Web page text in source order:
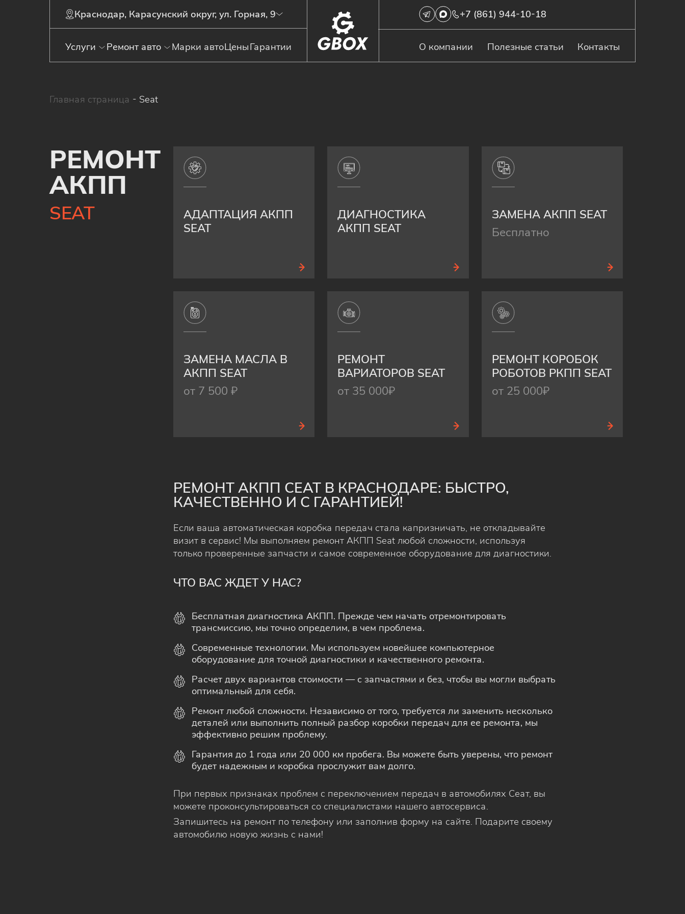
Краснодар, Карасунский округ, ул. Горная, 9 +7 (861) 944-10-18
Услуги Ремонт авто Марки автоЦеныГарантии О компании Полезные статьи Контакты
Главная страница - Seat
РЕМОНТ
АКПП
SEAT
АДАПТАЦИЯ АКПП
SEAT
ДИАГНОСТИКА
АКПП SEAT
ЗАМЕНА АКПП SEAT
Бесплатно
ЗАМЕНА МАСЛА В
АКПП SEAT
от 7 500 ₽
РЕМОНТ
ВАРИАТОРОВ SEAT
от 35 000₽
РЕМОНТ КОРОБОК
РОБОТОВ РКПП SEAT
от 25 000₽
РЕМОНТ АКПП СЕАТ В КРАСНОДАРЕ: БЫСТРО,
КАЧЕСТВЕННО И С ГАРАНТИЕЙ!
Если ваша автоматическая коробка передач стала капризничать, не откладывайте
визит в сервис! Мы выполняем ремонт АКПП Seat любой сложности, используя
только проверенные запчасти и самое современное оборудование для диагностики.
ЧТО ВАС ЖДЕТ У НАС?
Бесплатная диагностика АКПП. Прежде чем начать отремонтировать
трансмиссию, мы точно определим, в чем проблема.
Современные технологии. Мы используем новейшее компьютерное
оборудование для точной диагностики и качественного ремонта.
Расчет двух вариантов стоимости — с запчастями и без, чтобы вы могли выбрать
оптимальный для себя.
Ремонт любой сложности. Независимо от того, требуется ли заменить несколько
деталей или выполнить полный разбор коробки передач для ее ремонта, мы
эффективно решим проблему.
Гарантия до 1 года или 20 000 км пробега. Вы можете быть уверены, что ремонт
будет надежным и коробка прослужит вам долго.
При первых признаках проблем с переключением передач в автомобилях Сеат, вы
можете проконсультироваться со специалистами нашего автосервиса.
Запишитесь на ремонт по телефону или заполнив форму на сайте. Подарите своему
автомобилю новую жизнь с нами!